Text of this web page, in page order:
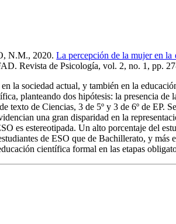
N.M., 2020.La percepción de la mujer en la
Revista de Psicología, vol. 2, no. 1, pp.
la sociedad actual, y también en la
planteando dos hipótesis: la presencia
texto de Ciencias, 3 de 5º y 3 de 6º de EP.
una gran disparidad en la
es estereotipada. Un alto porcentaje del
de ESO que de Bachillerato, y
científica formal en las etapas